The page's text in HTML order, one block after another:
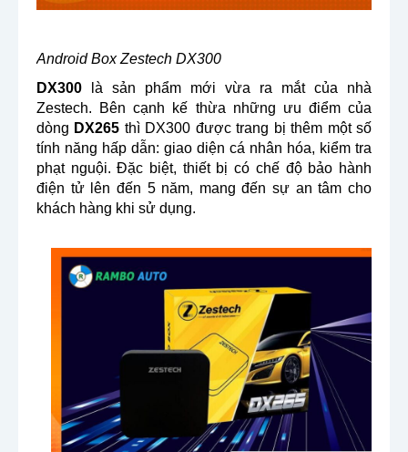
Android Box Zestech DX300
DX300 là sản phẩm mới vừa ra mắt của nhà
Zestech. Bên cạnh kế thừa những ưu điểm của
dòng DX265 thì DX300 được trang bị thêm một số
tính năng hấp dẫn: giao diện cá nhân hóa, kiểm tra
phạt nguội. Đặc biệt, thiết bị có chế độ bảo hành
điện tử lên đến 5 năm, mang đến sự an tâm cho
khách hàng khi sử dụng.